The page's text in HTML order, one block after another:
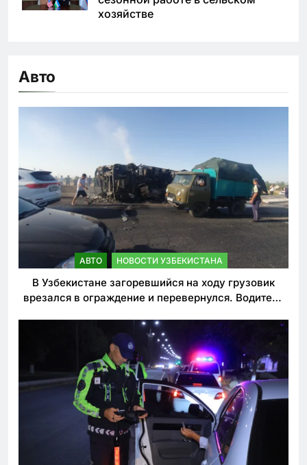
хозяйстве
Авто
АВТО НОВОСТИ УЗБЕКИСТАНА
В Узбекистане загоревшийся на ходу грузовик
врезался в ограждение и перевернулся. Водитель